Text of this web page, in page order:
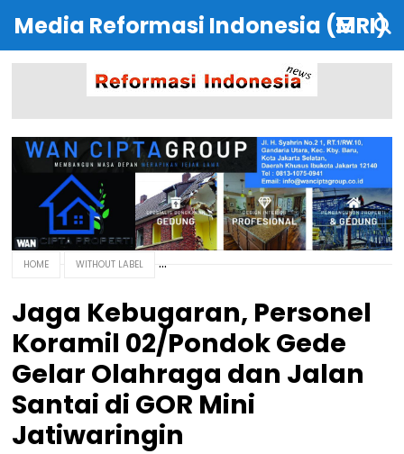
Media Reformasi Indonesia (MRI)
HOME WITHOUT LABEL
Jaga Kebugaran, Personel
Koramil 02/Pondok Gede
Gelar Olahraga dan Jalan
Santai di GOR Mini
Jatiwaringin